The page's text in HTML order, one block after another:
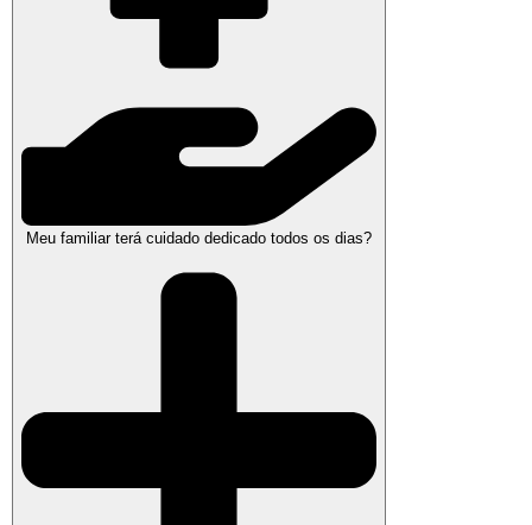
Meu familiar terá cuidado dedicado todos os dias?